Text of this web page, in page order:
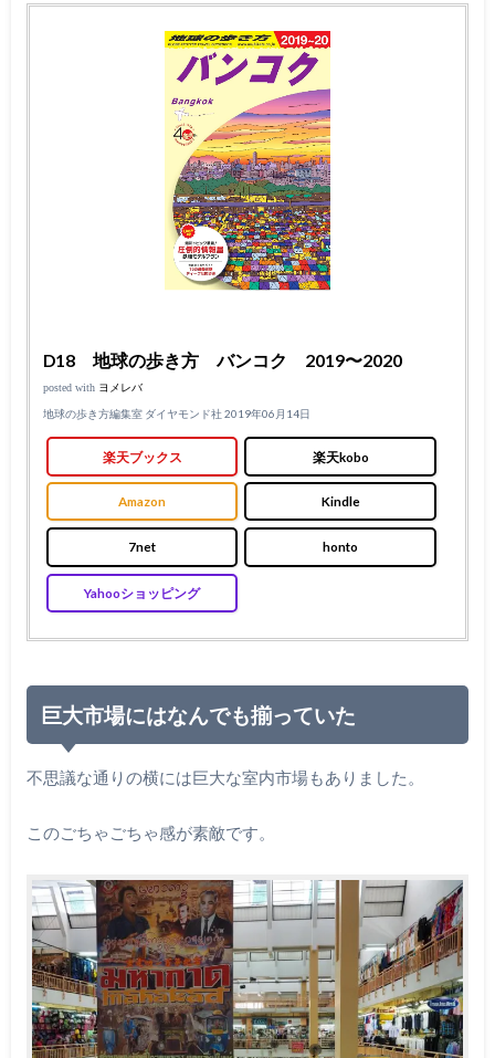
D18 地球の歩き方 バンコク 2019〜2020
posted with ヨメレバ
地球の歩き方編集室 ダイヤモンド社 2019年06月14日
楽天ブックス 楽天kobo
Amazon Kindle
7net honto
Yahooショッピング
巨大市場にはなんでも揃っていた
不思議な通りの横には巨大な室内市場もありました。
このごちゃごちゃ感が素敵です。